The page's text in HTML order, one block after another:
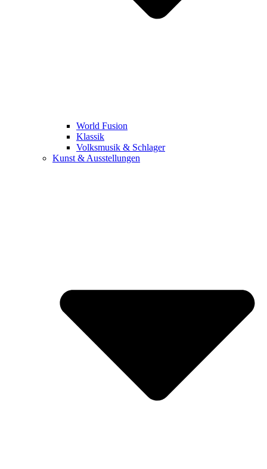
World Fusion
Klassik
Volksmusik & Schlager
Kunst & Ausstellungen